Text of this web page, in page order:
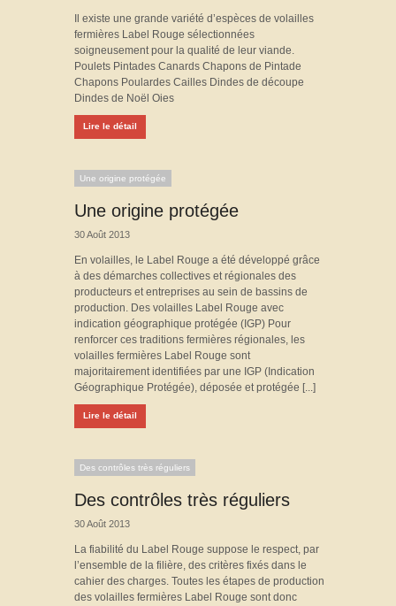
Il existe une grande variété d’espèces de volailles
fermières Label Rouge sélectionnées
soigneusement pour la qualité de leur viande.
Poulets Pintades Canards Chapons de Pintade
Chapons Poulardes Cailles Dindes de découpe
Dindes de Noël Oies
Lire le détail
Une origine protégée
Une origine protégée
30 Août 2013
En volailles, le Label Rouge a été développé grâce
à des démarches collectives et régionales des
producteurs et entreprises au sein de bassins de
production. Des volailles Label Rouge avec
indication géographique protégée (IGP) Pour
renforcer ces traditions fermières régionales, les
volailles fermières Label Rouge sont
majoritairement identifiées par une IGP (Indication
Géographique Protégée), déposée et protégée [...]
Lire le détail
Des contrôles très réguliers
Des contrôles très réguliers
30 Août 2013
La fiabilité du Label Rouge suppose le respect, par
l’ensemble de la filière, des critères fixés dans le
cahier des charges. Toutes les étapes de production
des volailles fermières Label Rouge sont donc